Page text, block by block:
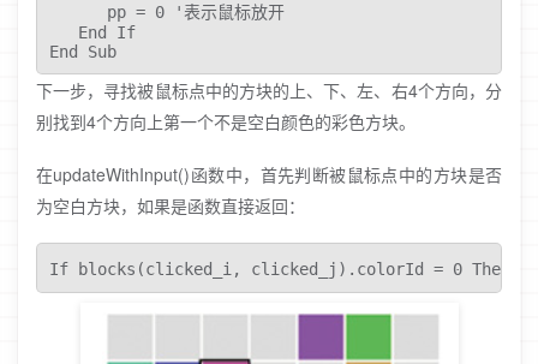
      pp = 0 '表示鼠标放开
   End If
End Sub
下一步，寻找被鼠标点中的方块的上、下、左、右4个方向，分
别找到4个方向上第一个不是空白颜色的彩色方块。
在updateWithInput()函数中，首先判断被鼠标点中的方块是否
为空白方块，如果是函数直接返回：
If blocks(clicked_i, clicked_j).colorId = 0 Then Return